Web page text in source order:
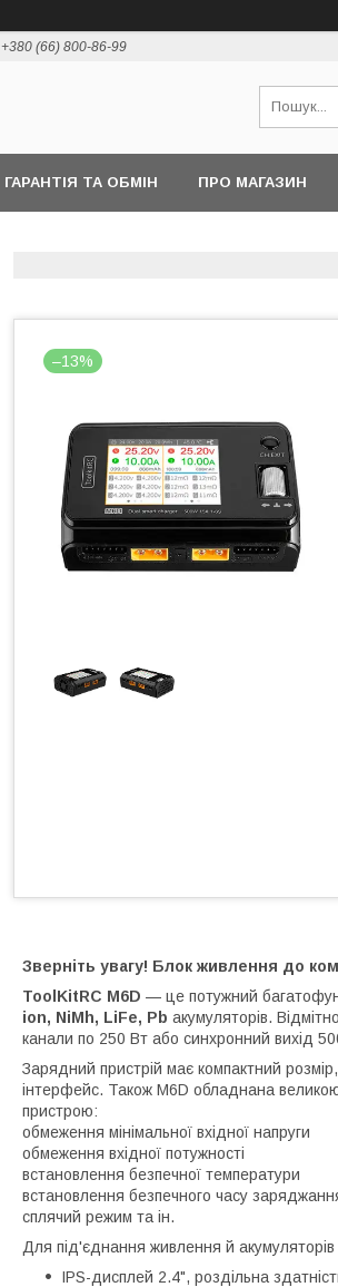
+380 (66) 800-86-99
ГАРАНТІЯ ТА ОБМІН ПРО МАГАЗИН
–13%
Зверніть увагу! Блок живлення до
ToolKitRC M6D — це потужний
ion, NiMh, LiFe, Pb акумуляторів.
канали по 250 Вт або синхронний вихід
Зарядний пристрій має компактний
інтерфейс. Також M6D обладнана великою
пристрою:
обмеження мінімальної вхідної напруги
обмеження вхідної потужності
встановлення безпечної температури
встановлення безпечного часу
сплячий режим та ін.
Для під'єднання живлення й
IPS-дисплей 2.4", роздільна